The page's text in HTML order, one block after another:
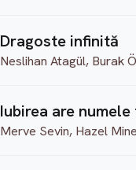
Dragoste infinită
Neslihan Atagül, Burak
Iubirea are numele
Merve Sevin, Hazel